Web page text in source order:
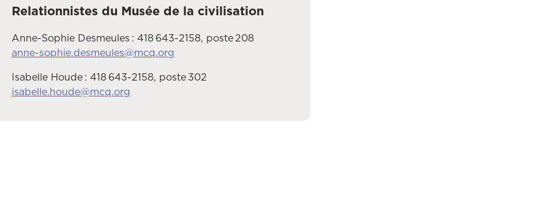
Relationnistes du Musée de la civilisation
Anne-Sophie Desmeules : 418 643-2158, poste 208
anne-sophie.desmeules@mcq.org
Isabelle Houde : 418 643-2158, poste 302
isabelle.houde@mcq.org